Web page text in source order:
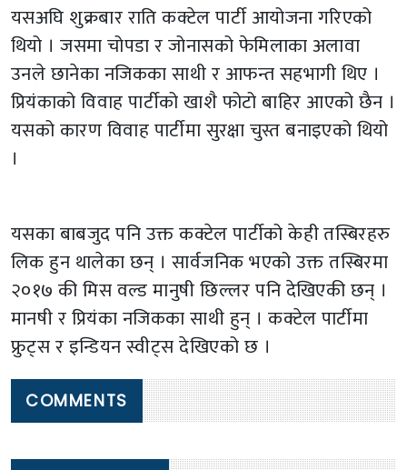
यसअघि शुक्रबार राति कक्टेल पार्टी आयोजना गरिएको
थियो । जसमा चोपडा र जोनासको फेमिलाका अलावा
उनले छानेका नजिकका साथी र आफन्त सहभागी थिए ।
प्रियंकाको विवाह पार्टीको खाशै फोटो बाहिर आएको छैन ।
यसको कारण विवाह पार्टीमा सुरक्षा चुस्त बनाइएको थियो
।
यसका बाबजुद पनि उक्त कक्टेल पार्टीको केही तस्बिरहरु
लिक हुन थालेका छन् । सार्वजनिक भएको उक्त तस्बिरमा
२०१७ की मिस वल्ड मानुषी छिल्लर पनि देखिएकी छन् ।
मानषी र प्रियंका नजिकका साथी हुन् । कक्टेल पार्टीमा
फ्रुट्स र इन्डियन स्वीट्स देखिएको छ ।
COMMENTS